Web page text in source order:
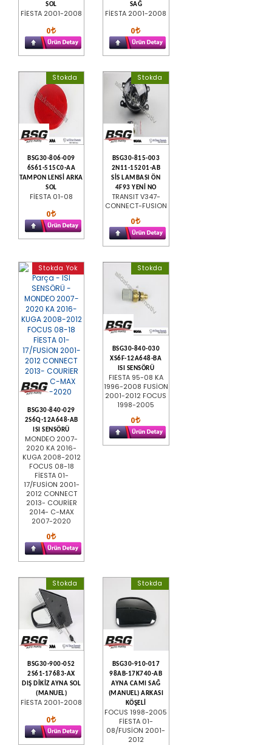
SOL
FİESTA 2001-2008
0
SAĞ
FİESTA 2001-2008
0
Stokda
BSG30-806-009
6S61-515C0-AA
TAMPON LENSİ ARKA
SOL
FİESTA 01-08
0
Stokda
BSG30-815-003
2N11-15201-AB
SİS LAMBASI ÖN
4F93 YENİ NO
TRANSIT V347-
CONNECT-FUSION
0
Stokda Yok
BSG30-840-029
2S6Q-12A648-AB
ISI SENSÖRÜ
MONDEO 2007-
2020 KA 2016-
KUGA 2008-2012
FOCUS 08-18
FİESTA 01-
17/FUSİON 2001-
2012 CONNECT
2013- COURİER
2014- C-MAX
2007-2020
0
Stokda
BSG30-840-030
XS6F-12A648-BA
ISI SENSÖRÜ
FIESTA 95-08 KA
1996-2008 FUSİON
2001-2012 FOCUS
1998-2005
0
Stokda
BSG30-900-052
2S61-17683-AX
DIŞ DİKİZ AYNA SOL
(MANUEL)
FİESTA 2001-2008
0
Stokda
BSG30-910-017
98AB-17K740-AB
AYNA CAMI SAĞ
(MANUEL) ARKASI
KÖŞELİ
FOCUS 1998-2005
FİESTA 01-
08/FUSİON 2001-
2012